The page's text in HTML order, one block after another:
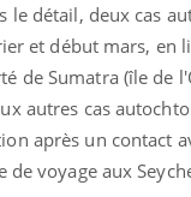
le détail, deux cas
et début mars, en
de Sumatra (île de
autres cas
après un contact
de voyage aux